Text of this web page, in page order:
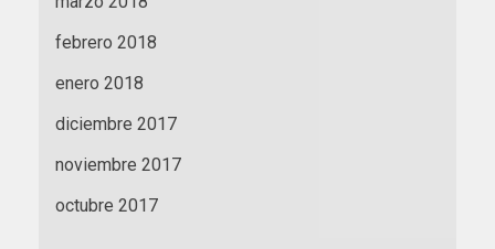
febrero 2018
enero 2018
diciembre 2017
noviembre 2017
octubre 2017